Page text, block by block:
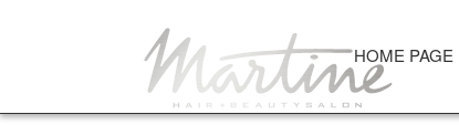
HOME PAGE